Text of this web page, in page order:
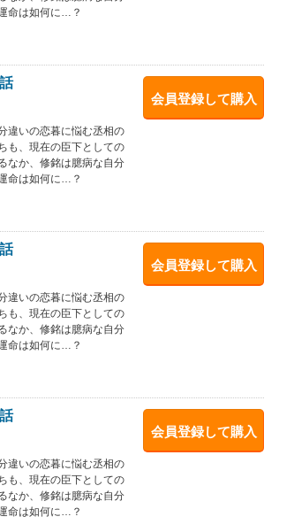
命は如何に…？
会員登録して購入
違いの恋暮に悩む丞相の
も、現在の臣下としての
なか、修銘は臆病な自分
命は如何に…？
会員登録して購入
違いの恋暮に悩む丞相の
も、現在の臣下としての
なか、修銘は臆病な自分
命は如何に…？
会員登録して購入
違いの恋暮に悩む丞相の
も、現在の臣下としての
なか、修銘は臆病な自分
命は如何に…？